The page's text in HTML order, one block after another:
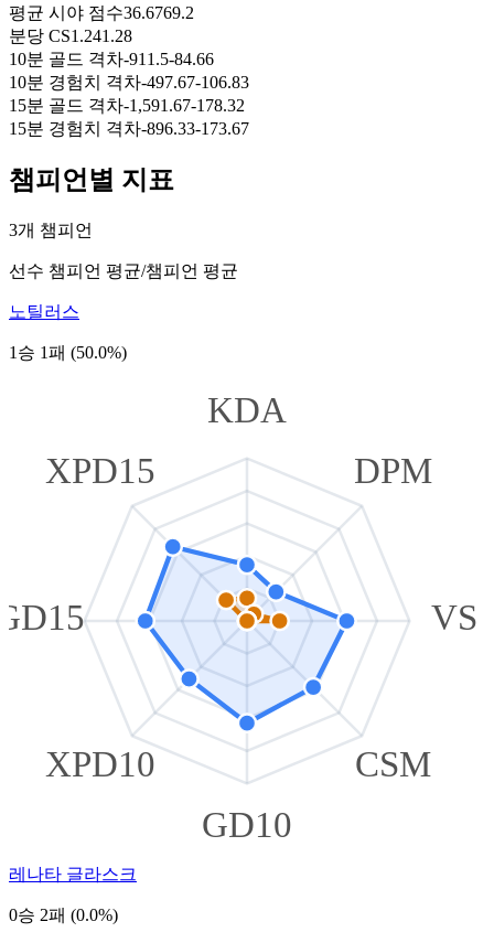
평균 시야 점수36.6769.2
분당 CS1.241.28
10분 골드 격차-911.5-84.66
10분 경험치 격차-497.67-106.83
15분 골드 격차-1,591.67-178.32
15분 경험치 격차-896.33-173.67
챔피언별 지표
3개 챔피언
선수 챔피언 평균/챔피언 평균
노틸러스
1승 1패 (50.0%)
KDA
DPM
VS
CSM
GD10
XPD10
XPD15
레나타 글라스크
0승 2패 (0.0%)